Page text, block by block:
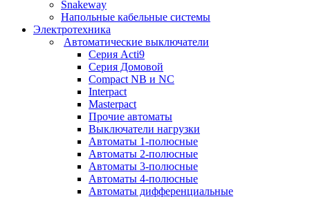
Snakeway
Напольные кабельные системы
Электротехника
Автоматические выключатели
Серия Acti9
Серия Домовой
Compact NB и NC
Interpact
Masterpact
Прочие автоматы
Выключатели нагрузки
Автоматы 1-полюсные
Автоматы 2-полюсные
Автоматы 3-полюсные
Автоматы 4-полюсные
Автоматы дифференциальные